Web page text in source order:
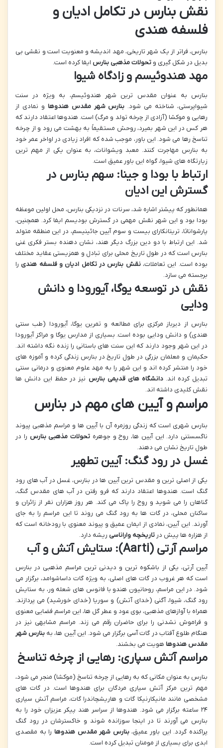
نقش بنارس در تکامل ادیان و
فلسفه هندی
بنارس، فراتر از یک شهر تاریخی، مهد اندیشه و معنویت است و نقشی بی
بدیل در شکل گیری و تحولات مذهبی بنارس ایفا کرده است.
مهد هندوئیسم و زادگاه شیوا
بنارس به عنوان مقدس ترین شهر هندوئیسم، به ویژه در سنت
شیواپرستی، شناخته می شود. بنارس شهر مقدس هندوها و نمادی از
رهایی و موکشا (آزادی از چرخه تولد و مرگ) است. هندوها اعتقاد دارند که
هر کس در این شهر بمیرد، روحش مستقیماً به بهشت می رود و از چرخه
تناسخ رها می شود. این باور، موجب شده که افراد زیادی در اواخر عمر خود
به بنارس مهاجرت کنند. معبد ویشواناث، به عنوان یکی از مهم ترین
زیارتگاه های شیوا، گواه این باور عمیق است.
ارتباط با بودا و جینا: سهم بنارس در
گسترش این ادیان
همانطور که پیشتر اشاره شد، سرنات در نزدیکی بنارس، محل اولین موعظه
بودا بود و این شهر نقش مهمی در گسترش بودیسم ایفا کرد. همچنین،
پارشواناثا، تریتانکارای بیست و سوم آیین جائینیسم، در این منطقه متولد
شد. این ارتباط با دو دین بزرگ دیگر هند، نشان دهنده بستر فکری غنی
بنارس است که در طول تاریخ محلی برای تبادل و همزیستی عقاید مختلف
بوده است. این تعاملات،نقش بنارس در تکامل ادیان و فلسفه هندی را
برجسته می سازد.
نقش در توسعه یوگا، آیورودا و دانش
ودایی
بنارس از دیرباز مرکزی برای مطالعه و تمرین یوگا، آیورودا (طب سنتی
هندی) و دانش ودایی بوده است. بسیاری از مدارس یوگا و مراکز آیورودا
در این شهر وجود دارند که این سنت های باستانی را زنده نگه داشته اند.
حکیمان و معلمان بزرگی در طول تاریخ در بنارس زندگی کرده و آموزه های
خود را منتشر کرده اند و این شهر را به مهد علوم معنوی و درمانی سنتی
تبدیل کرده اند.دانشگاه های قدیمی بنارس نیز در حفظ این دانش ها
نقش کلیدی داشته اند.
مراسم و آیین های مهم در بنارس
بنارس شهری است که زندگی روزمره آن با آیین ها و مراسم مذهبی پیوند
ناگسستنی دارد. این آیین ها، روح و جوهره تحولات مذهبی بنارس را در
طول تاریخ نشان می دهند.
غسل در رود گنگ: آیین تطهیر
یکی از اصلی ترین و مقدس ترین آیین ها در بنارس، غسل در آب های رود
گنگ است. هندوها اعتقاد دارند که فرو رفتن در آب های مقدس گنگ،
گناهان را می شوید و روح را پاک می کند. هر روز هزاران نفر از زائران و
ساکنان محلی، در گات ها به رود گنگ می روند تا این مراسم را به جای
آورند. این آیین، نمادی از ایمان عمیق و پیوند معنوی با رودخانه است که
از هزاره ها پیش در تاریخچه واراناسی ریشه دارد.
مراسم آرتی (Aarti): ستایش آتش و آب
آیین آرتی، یکی از باشکوه ترین و دیدنی ترین مراسم مذهبی در بنارس
است که هر غروب در گات های اصلی، به ویژه گات داساشوامد، برگزار می
شود. در این مراسم، روحانیون هندو با فانوس های شعله ور، به ستایش
رود گنگ، شیوا، آگنی (خدای آتش) و سوریا (خدای خورشید) می پردازند.
همراه با آوازهای مذهبی، بوی عود و عطر گل ها، این مراسم فضایی معنوی
و فراموش نشدنی را برای حاضران رقم می زند. مراسم مشابهی نیز در
هنگام طلوع آفتاب در گات آسی برگزار می شود. این آیین ها، به بنارس شهر
مقدس هندوها هویت می بخشند.
مراسم آتش سپاری: رهایی از چرخه تناسخ
بنارس به عنوان مکانی که به رهایی از چرخه تناسخ (موکشا) منجر می شود،
مهم ترین مرکز آتش سپاری مردگان برای هندوها است. در گات های
مشخصی مانند مانیکارنیکا گات و هاریشچاندرا گات، مراسم آتش سپاری
۲۴ ساعته برگزار می شود. هندوها از سراسر هند پیکر عزیزان خود را به
بنارس می آورند تا در اینجا سوزانده شوند و خاکسترشان در رود گنگ
پراکنده گردد. این باور عمیق،بنارس شهر مقدس هندوها را به مقصدی
ابدی برای بسیاری از مومنان تبدیل کرده است.